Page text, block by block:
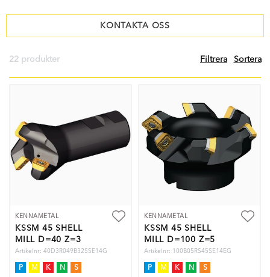
KONTAKTA OSS
22 produkter Filtrera Sortera
KENNAMETAL
KSSM 45 SHELL
MILL D=40 Z=3
Artikelnr: 40D3R049B32SSE14G
P M K N S
KENNAMETAL
KSSM 45 SHELL
MILL D=100 Z=5
Artikelnr: 100B05RS45SE14EG
P M K N S